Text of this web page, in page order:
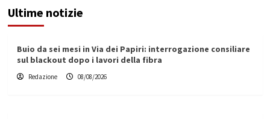
Ultime notizie
Buio da sei mesi in Via dei Papiri: interrogazione consiliare
sul blackout dopo i lavori della fibra
Redazione 08/08/2026